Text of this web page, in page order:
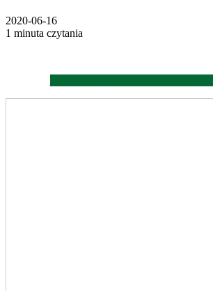
2020-06-16
1 minuta czytania